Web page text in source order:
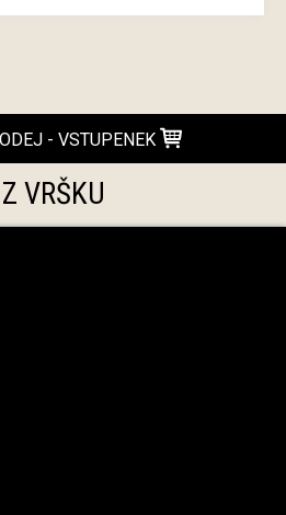
- VSTUPENEK
VRŠKU